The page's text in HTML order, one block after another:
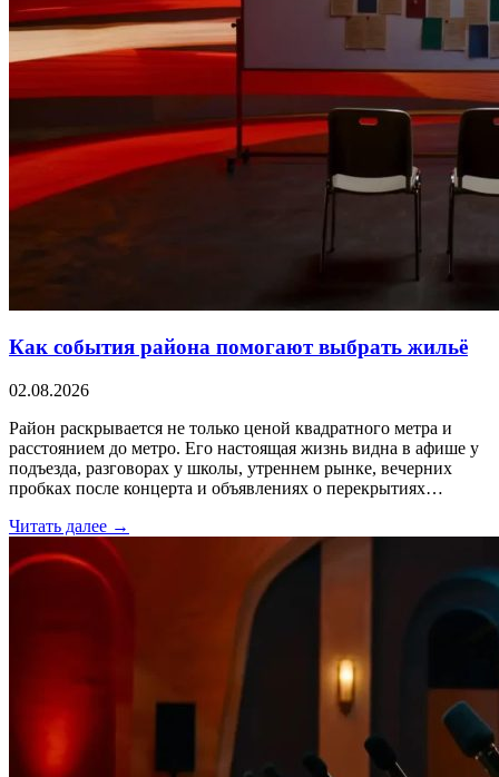
Как события района помогают выбрать жильё
02.08.2026
Район раскрывается не только ценой квадратного метра и
расстоянием до метро. Его настоящая жизнь видна в афише у
подъезда, разговорах у школы, утреннем рынке, вечерних
пробках после концерта и объявлениях о перекрытиях…
Читать далее →